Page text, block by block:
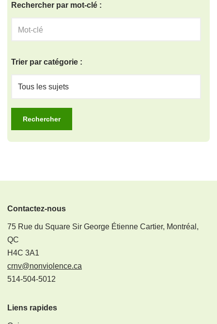
Rechercher par mot-clé :
Trier par catégorie :
Contactez-nous
75 Rue du Square Sir George Étienne Cartier, Montréal,
QC
H4C 3A1
crnv@nonviolence.ca
514-504-5012
Liens rapides